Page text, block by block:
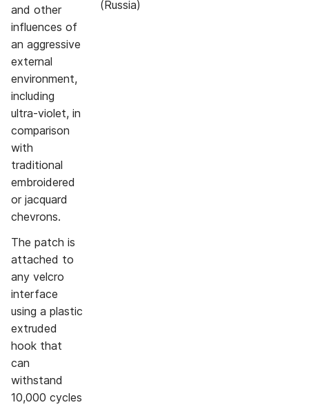
and other
influences of
an aggressive
external
environment,
including
ultra-violet, in
comparison
with
traditional
embroidered
or jacquard
chevrons.
The patch is
attached to
any velcro
interface
using a plastic
extruded
hook that
can
withstand
10,000 cycles
(Russia)